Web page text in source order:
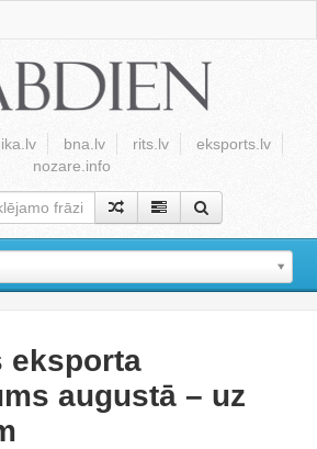
bna.lv rits.lv
eksports.lv
nozare.info
eksporta
augustā – uz